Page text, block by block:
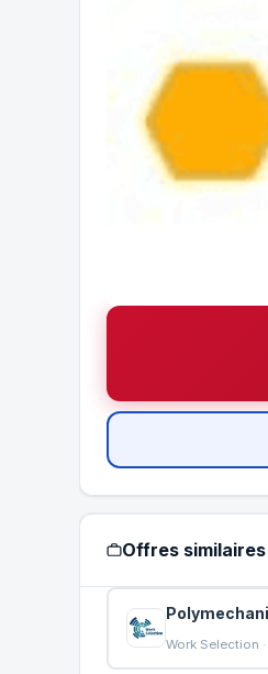
Offres
Work Selection